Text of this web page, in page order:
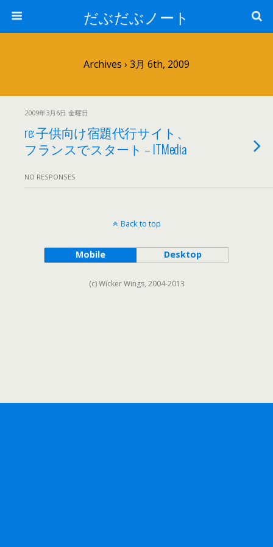
だぶだぶノート
Archives › 3月 6th, 2009
2009年3月6日 金曜日
re: 子供向け宿題代行サイト、
フランスでスタート – ITMedia
NO RESPONSES
Back to top
Mobile Desktop
(c) Wicker Wings, 2004-2013